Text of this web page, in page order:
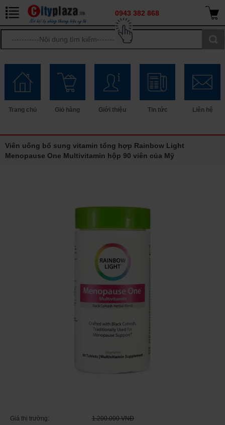
0943 382 868
Trang chủ Giỏ hàng Giới thiệu Tin tức Liên hệ
Viên uống bổ sung vitamin tổng hợp Rainbow Light
Menopause One Multivitamin hộp 90 viên của Mỹ
Giá thị trường:
1.200.000 VNĐ